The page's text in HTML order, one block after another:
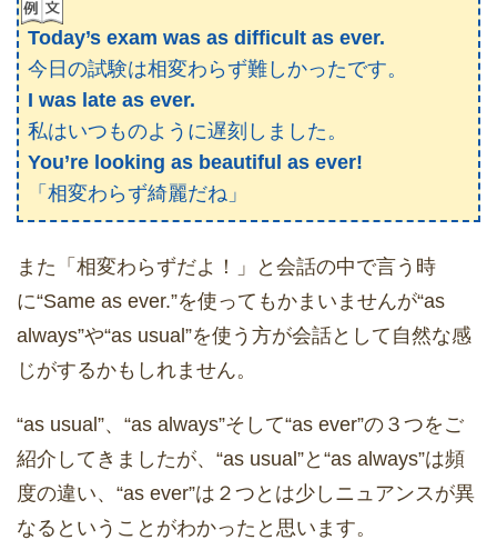
Today’s exam was as difficult as ever.
今日の試験は相変わらず難しかったです。
I was late as ever.
私はいつものように遅刻しました。
You’re looking as beautiful as ever!
「相変わらず綺麗だね」
また「相変わらずだよ！」と会話の中で言う時
に“Same as ever.”を使ってもかまいませんが“as
always”や“as usual”を使う方が会話として自然な感
じがするかもしれません。
“as usual”、“as always”そして“as ever”の３つをご
紹介してきましたが、“as usual”と“as always”は頻
度の違い、“as ever”は２つとは少しニュアンスが異
なるということがわかったと思います。